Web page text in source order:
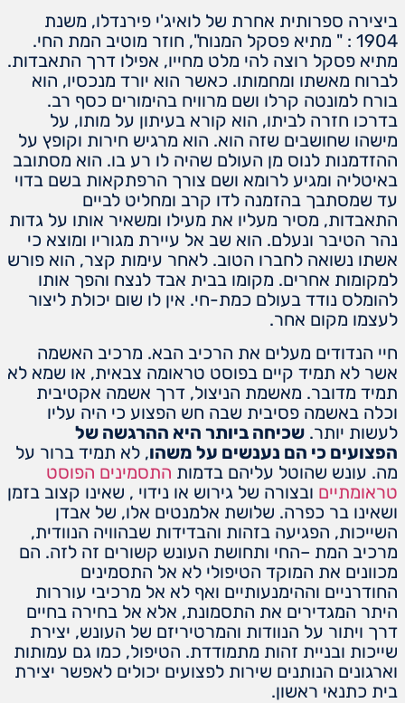
ביצירה ספרותית אחרת של לואיג'י פירנדלו, משנת
1904 : " מתיא פסקל המנוח", חוזר מוטיב המת החי.
מתיא פסקל רוצה להי מלט מחייו, אפילו דרך התאבדות.
לברוח מאשתו ומחמותו. כאשר הוא יורד מנכסיו, הוא
בורח למונטה קרלו ושם מרוויח בהימורים כסף רב.
בדרכו חזרה לביתו, הוא קורא בעיתון על מותו, על
מישהו שחושבים שזה הוא. הוא מרגיש חירות וקופץ על
ההזדמנות לנוס מן העולם שהיה לו רע בו. הוא מסתובב
באיטליה ומגיע לרומא ושם צורך הרפתקאות בשם בדוי
עד שמסתבך בהזמנה לדו קרב ומחליט לביים
התאבדות, מסיר מעליו את מעילו ומשאיר אותו על גדות
נהר הטיבר ונעלם. הוא שב אל עיירת מגוריו ומוצא כי
אשתו נשואה לחברו הטוב. לאחר עימות קצר, הוא פורש
למקומות אחרים. מקומו בבית אבד לנצח והפך אותו
להומלס נודד בעולם כמת-חי. אין לו שום יכולת ליצור
לעצמו מקום אחר.
חיי הנדודים מעלים את הרכיב הבא. מרכיב האשמה
אשר לא תמיד קיים בפוסט טראומה צבאית, או שמא לא
תמיד מדובר. מאשמת הניצול, דרך אשמה אקטיבית
וכלה באשמה פסיבית שבה חש הפצוע כי היה עליו
לעשות יותר. שכיחה ביותר היא ההרגשה של
הפצועים כי הם נענשים על משהו, לא תמיד ברור על
מה. עונש שהוטל עליהם בדמות התסמינים הפוסט
טראומתיים ובצורה של גירוש או נידוי , שאינו קצוב בזמן
ושאינו בר כפרה. שלושת אלמנטים אלו, של אבדן
השייכות, הפגיעה בזהות והבדידות שבהוויה הנוודית,
מרכיב המת –החי ותחושת העונש קשורים זה לזה. הם
מכוונים את המוקד הטיפולי לא אל התסמינים
החודרניים וההימנעותיים ואף לא אל מרכיבי עוררות
היתר המגדירים את התסמונת, אלא אל בחירה בחיים
דרך ויתור על הנוודות והמרטיריזם של העונש, יצירת
שייכות ובניית זהות מתמודדת. הטיפול, כמו גם עמותות
וארגונים הנותנים שירות לפצועים יכולים לאפשר יצירת
בית כתנאי ראשון.